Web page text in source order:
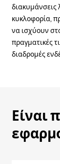
κυκλοφορία,
να ισχύουν
πραγματικές
διαδρομές
Είναι